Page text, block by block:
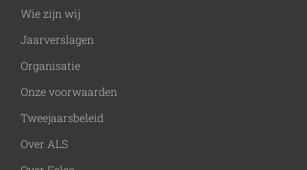
Wie zijn wij
Jaarverslagen
Organisatie
Onze voorwaarden
Tweejaarsbeleid
Over ALS